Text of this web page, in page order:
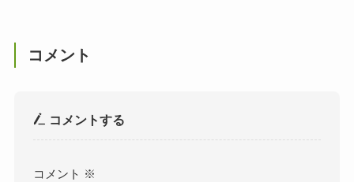
コメント
コメントする
コメント ※